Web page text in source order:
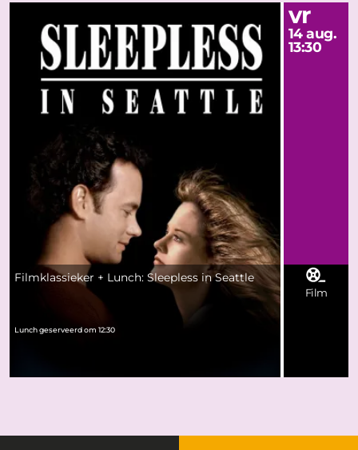
Filmklassieker + Lunch: Sleepless in Seattle
Lunch geserveerd om 12:30
vr
14 aug.
13:30
Film